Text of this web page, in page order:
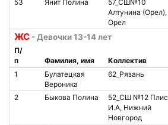
53 Янит Полина
57_СШ№10
Алтунина (Орел),
Орел
ЖС - Девочки 13-14 лет
П/
п
Фамилия, имя Коллектив
1
Булатецкая
Вероника
62_Рязань
2 Быкова Полина
52_СШ №12 Плис
И.А, Нижний
Новгород